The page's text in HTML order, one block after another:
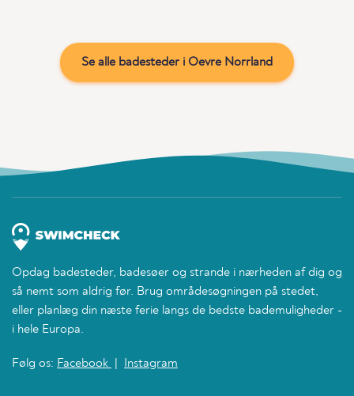
Se alle badesteder i Oevre Norrland
Opdag badesteder, badesøer og strande i nærheden af dig og
så nemt som aldrig før. Brug områdesøgningen på stedet,
eller planlæg din næste ferie langs de bedste bademuligheder -
i hele Europa.
Følg os: Facebook Instagram